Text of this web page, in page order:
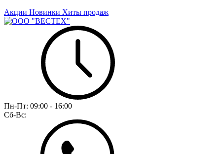
Акции Новинки Хиты продаж
Пн-Пт: 09:00 - 16:00
Сб-Вс: